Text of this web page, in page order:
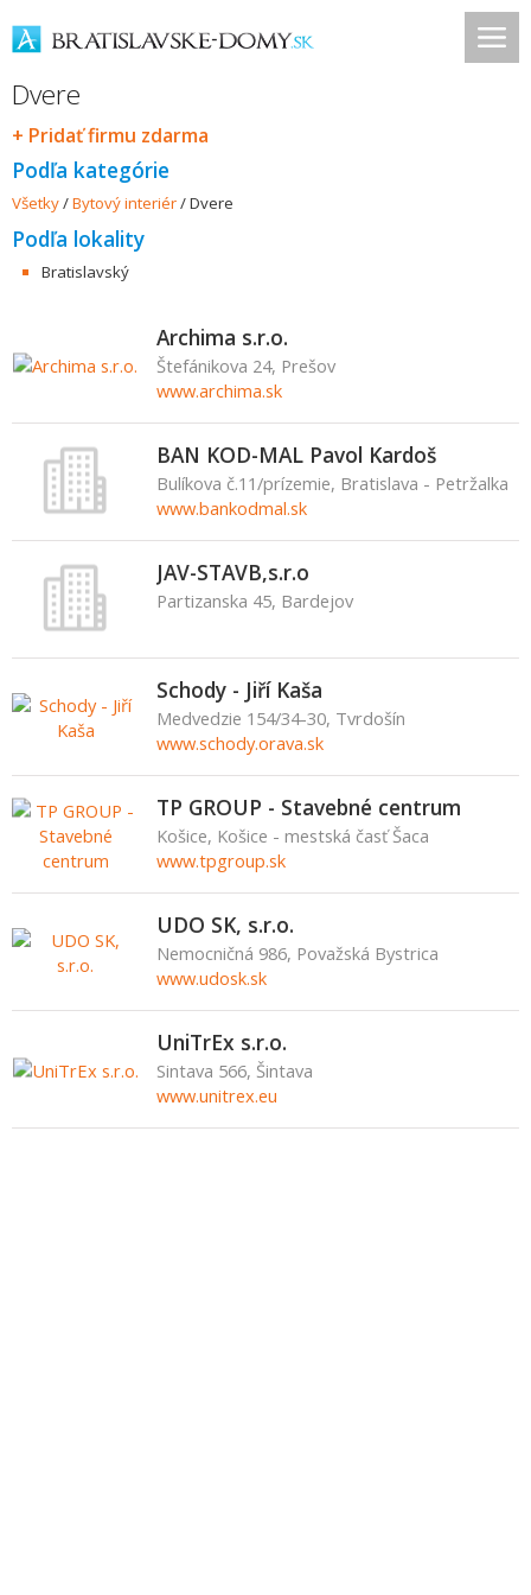
Dvere
+ Pridať firmu zdarma
Podľa kategórie
Všetky/Bytový interiér/Dvere
Podľa lokality
Bratislavský
Archima s.r.o.
Štefánikova 24, Prešov
www.archima.sk
BAN KOD-MAL Pavol Kardoš
Bulíkova č.11/prízemie, Bratislava - Petržalka
www.bankodmal.sk
JAV-STAVB,s.r.o
Partizanska 45, Bardejov
Schody - Jiří Kaša
Medvedzie 154/34-30, Tvrdošín
www.schody.orava.sk
TP GROUP - Stavebné centrum
Košice, Košice - mestská časť Šaca
www.tpgroup.sk
UDO SK, s.r.o.
Nemocničná 986, Považská Bystrica
www.udosk.sk
UniTrEx s.r.o.
Sintava 566, Šintava
www.unitrex.eu